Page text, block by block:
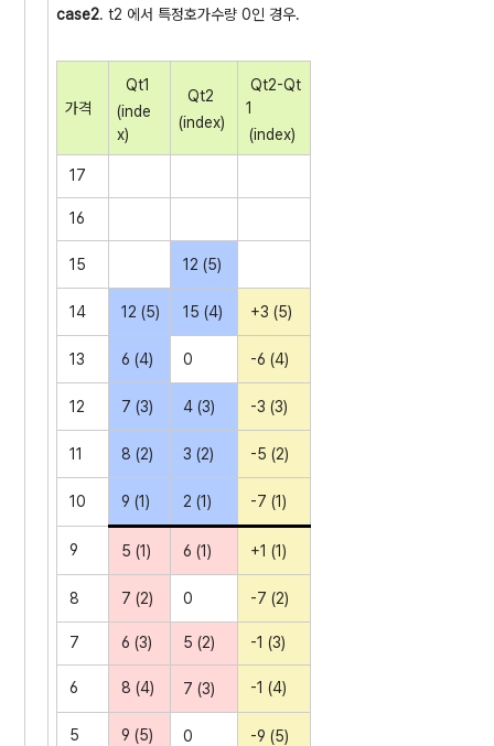
case2. t2 에서 특정호가수량 0인 경우.
가격
Qt1
(inde
x)
Qt2
(index)
Qt2-Qt
1
(index)
17
16
15 12 (5)
14 12 (5) 15 (4) +3 (5)
13 6 (4) 0 -6 (4)
12 7 (3) 4 (3) -3 (3)
11 8 (2) 3 (2) -5 (2)
10 9 (1) 2 (1) -7 (1)
9 5 (1) 6 (1) +1 (1)
8 7 (2) 0 -7 (2)
7 6 (3) 5 (2) -1 (3)
6 8 (4) 7 (3) -1 (4)
5 9 (5) 0 -9 (5)